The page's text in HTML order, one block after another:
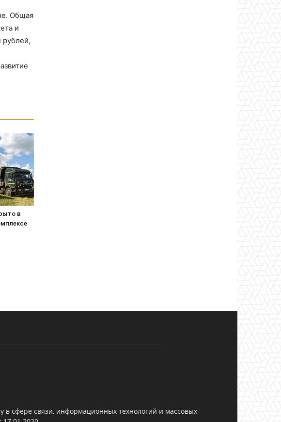
Общая
и
рублей,
в
в сфере связи, информационных технологий и массовых